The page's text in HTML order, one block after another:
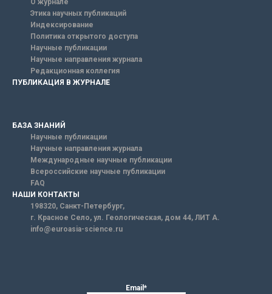
О журнале
Этика научных публикаций
Индексирование
Политика открытого доступа
Научные публикации
Научные направления журнала
Редакционная коллегия
ПУБЛИКАЦИЯ В ЖУРНАЛЕ
БАЗА ЗНАНИЙ
Научные публикации
Научные направления журнала
Международные научные публикации
Всероссийские научные публикации
FAQ
НАШИ КОНТАКТЫ
198320, Санкт-Петербург,
г. Красное Село, ул. Геологическая, дом 44, ЛИТ А.
info@euroasia-science.ru
Email*